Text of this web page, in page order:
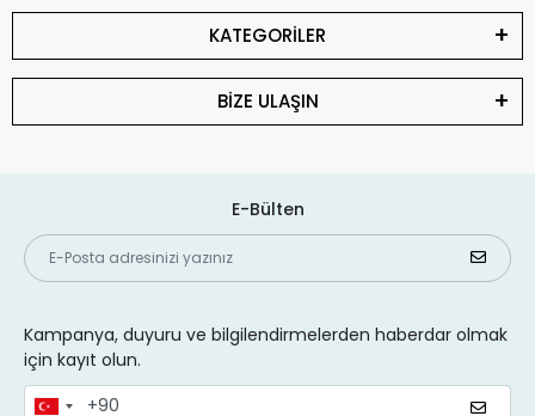
KATEGORİLER
BİZE ULAŞIN
E-Bülten
Kampanya, duyuru ve bilgilendirmelerden haberdar olmak
için kayıt olun.